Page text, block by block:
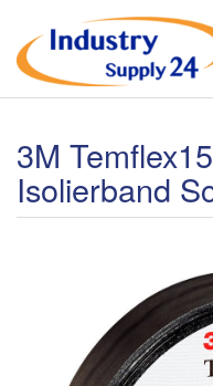
3M
Isolierband